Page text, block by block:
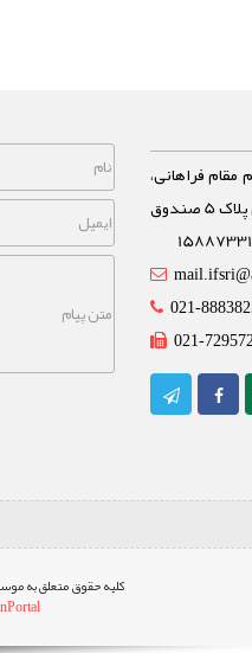
مقام فراهانی،
خیابان مشاهیر، نبش خیابان غفاری پلاک 5 صندوق
021-
021-
کلیه حقوق متعلق به